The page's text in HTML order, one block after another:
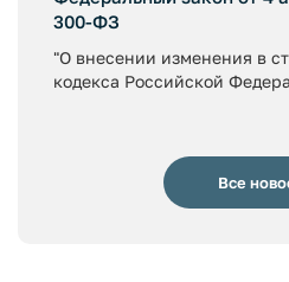
300-ФЗ
"О внесении изменения в
кодекса Российской
Все